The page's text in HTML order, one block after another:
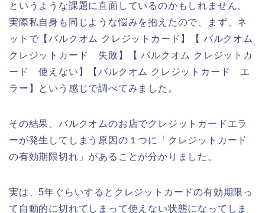
というような課題に直面しているのかもしれません。
実際私自身も同じような悩みを抱えたので、まず、ネ
ットで【バルクオム クレジットカード】【 バルクオム
クレジットカード 失敗】【 バルクオム クレジットカ
ード 使えない】【バルクオム クレジットカード エ
ラー】という感じで調べてみました。
その結果、バルクオムのお店でクレジットカードエラ
ーが発生してしまう原因の１つに「クレジットカード
の有効期限切れ」があることが分かりました。
実は、5年ぐらいするとクレジットカードの有効期限っ
て自動的に切れてしまって使えない状態になってしま